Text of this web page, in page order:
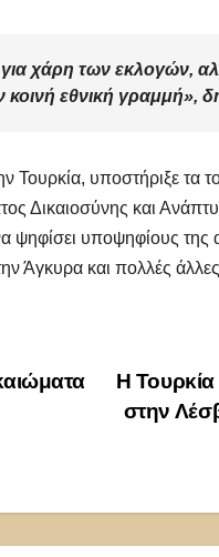
χάρη των εκλογών,
κοινή εθνική γραμμή»,
υποστήριξε τα
Δικαιοσύνης και
υποψηφίους της
Άγκυρα και πολλές
Η Τουρκία
στην